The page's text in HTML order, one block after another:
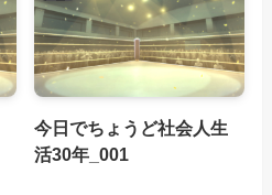
今日でちょうど社会人生
活30年_001